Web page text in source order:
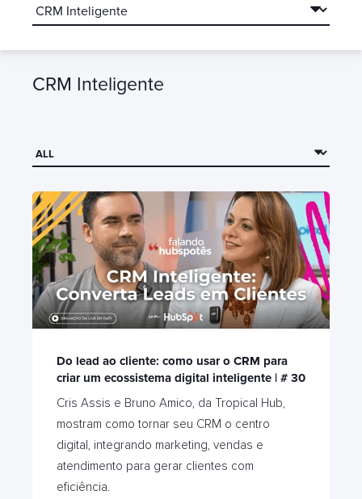
CRM Inteligente
Do lead ao cliente: como usar o CRM para
criar um ecossistema digital inteligente | # 30
Cris Assis e Bruno Amico, da Tropical Hub,
mostram como tornar seu CRM o centro
digital, integrando marketing, vendas e
atendimento para gerar clientes com
eficiência.